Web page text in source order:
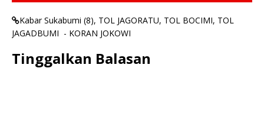
Kabar Sukabumi (8), TOL JAGORATU, TOL BOCIMI, TOL
JAGADBUMI - KORAN JOKOWI
Tinggalkan Balasan